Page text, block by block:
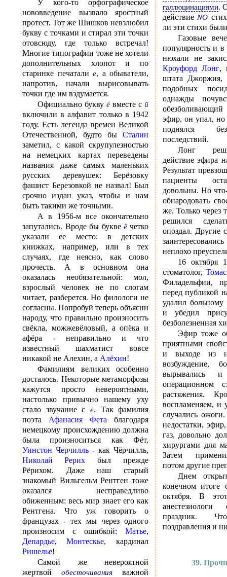
У кого-то орфографическое
нововведение вызвало яростный
протест. Тот же Шишков невзлюбил
букву с точками и стирал эти точки
отовсюду, где только встречал!
Многие типографии тоже не хотели
дополнительных хлопот и по
старинке печатали е, а обыватели,
напротив, начали вырисовывать
точки где им вздумается.
Официально букву ё вместе с й
включили в алфавит только в 1942
году. Есть легенда времен Великой
Отечественной, будто бы Сталин
заметил, с какой скрупулезностью
на немецких картах переведены
названия даже самых маленьких
русских деревушек: Берёзовку
фашист Березовкой не назвал! Был
срочно издан указ, чтобы и нам
быть такими же точными.
А в 1956-м все окончательно
запутались. Вроде бы букве ё четко
указали ее место: в детских
книжках, например, или в тех
случаях, где неясно, как слово
прочесть. А в основном она
оказалась необязательной: мол,
взрослый человек не по слогам
читает, разберется. Но филологи не
согласны. Попробуй теперь объясни
народу, что правильно произносить
свёкла, можжевёловый, а опёка и
афёра - неправильно и что
известный шахматист вовсе
никакой не Алехин, а Алёхин!
Фамилиям великих особенно
досталось. Некоторые метаморфозы
кажутся просто невероятными,
настолько привычно нашему уху
стало звучание с е. Так фамилия
поэта Афанасия Фета благодаря
немецкому происхождению должна
была произноситься как Фёт,
Уинстон Черчилль - как Чёрчилль,
Николай Рерих был прежде
Рёрихом. Даже наш старый
знакомый Вильгельм Рентген тоже
оказался несправедливо
обиженным: весь мир знает его как
Рентгена. Что уж говорить о
французах - тех мы через одного
произносим с ошибкой: Матье,
Депардье, Монтескье, кардинал
Ришелье!
Самой же невероятной
жертвой обесточивания важной
галлюцинациями.
действие NO
ли эти стихи
Газовые
популярность и
нюхали не
Кроуфорд Лонг,
штата Джоржия,
подобных
однажды
эфир, он упал, но
поднялся
последствий.
Лонг
действие эфира
Результат
пациенты
довольны. Но
обнародовать
же. Только через
решился
опоздал. Другие
неплохо
16 октября
стоматолог,
Филадельфии,
перед публикой
удалил
и убедил
безболезненная
Эфир тоже
приятными
и выходе из
возбуждение,
вырывались
операционном
растяжения.
воспламеняем, и
случались
недостатки,
газ, довольно
хирургами для
Затем
потом другие
Днем
конечном итоге
октября. В
праздник.
поздравления и
39.